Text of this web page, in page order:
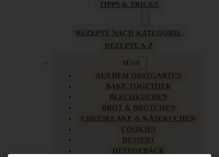
TIPPS & TRICKS
REZEPTE NACH KATEGORIE
REZEPTE A-Z
SÜSS
AUS DEM OBSTGARTEN
BAKE TOGETHER
BLECHKUCHEN
BROT & BRÖTCHEN
CHEESECAKE & KÄSEKUCHEN
COOKIES
DESSERT
HEFEGEBÄCK